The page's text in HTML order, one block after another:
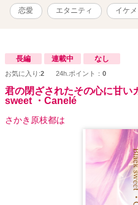
の申込書を書いた記憶はうっすら
う」 「はい、よろしくお願いし
というか、この笑顔には下心があ
会した目的はもちろんダイエット
イチャイチャトレーニング？！な
たいな女を相手にしないよねぇ
に、あっという間に1時間が経過
明日も個人レッスンを受けに来て
んですよ」 「じゃあ、明日もよ
そ」 あの昨日隣にいた彼はトレ
ますか？とは聞けなかった。
恋愛 エタニティ イケ
長編 連載中 なし
お気に入り:2 24h.ポイント： 0
君の閉ざされたその心に甘
sweet ・Canelé
さかき原枝都は